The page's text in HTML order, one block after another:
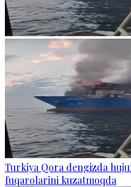
Turkiya Qora dengizda
fuqarolarini kuzatmoqda